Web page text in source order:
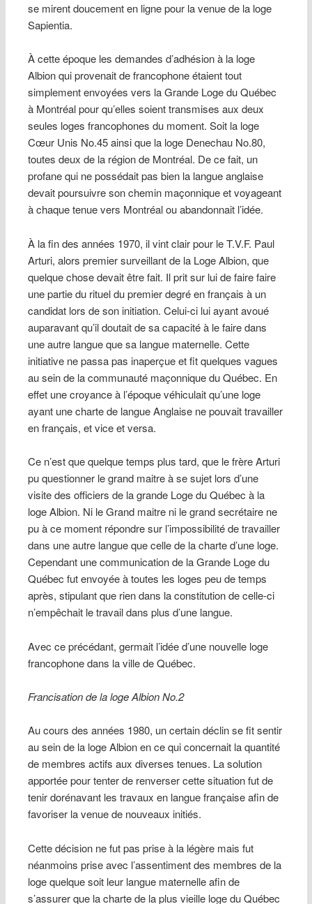
se mirent doucement en ligne pour la venue de la loge
Sapientia.
À cette époque les demandes d’adhésion à la loge
Albion qui provenait de francophone étaient tout
simplement envoyées vers la Grande Loge du Québec
à Montréal pour qu’elles soient transmises aux deux
seules loges francophones du moment. Soit la loge
Cœur Unis No.45 ainsi que la loge Denechau No.80,
toutes deux de la région de Montréal. De ce fait, un
profane qui ne possédait pas bien la langue anglaise
devait poursuivre son chemin maçonnique et voyageant
à chaque tenue vers Montréal ou abandonnait l’idée.
À la fin des années 1970, il vint clair pour le T.V.F. Paul
Arturi, alors premier surveillant de la Loge Albion, que
quelque chose devait être fait. Il prit sur lui de faire faire
une partie du rituel du premier degré en français à un
candidat lors de son initiation. Celui-ci lui ayant avoué
auparavant qu’il doutait de sa capacité à le faire dans
une autre langue que sa langue maternelle. Cette
initiative ne passa pas inaperçue et fit quelques vagues
au sein de la communauté maçonnique du Québec. En
effet une croyance à l’époque véhiculait qu’une loge
ayant une charte de langue Anglaise ne pouvait travailler
en français, et vice et versa.
Ce n’est que quelque temps plus tard, que le frère Arturi
pu questionner le grand maitre à se sujet lors d’une
visite des officiers de la grande Loge du Québec à la
loge Albion. Ni le Grand maitre ni le grand secrétaire ne
pu à ce moment répondre sur l’impossibilité de travailler
dans une autre langue que celle de la charte d’une loge.
Cependant une communication de la Grande Loge du
Québec fut envoyée à toutes les loges peu de temps
après, stipulant que rien dans la constitution de celle-ci
n’empêchait le travail dans plus d’une langue.
Avec ce précédant, germait l’idée d’une nouvelle loge
francophone dans la ville de Québec.
Francisation de la loge Albion No.2
Au cours des années 1980, un certain déclin se fit sentir
au sein de la loge Albion en ce qui concernait la quantité
de membres actifs aux diverses tenues. La solution
apportée pour tenter de renverser cette situation fut de
tenir dorénavant les travaux en langue française afin de
favoriser la venue de nouveaux initiés.
Cette décision ne fut pas prise à la légère mais fut
néanmoins prise avec l’assentiment des membres de la
loge quelque soit leur langue maternelle afin de
s’assurer que la charte de la plus vieille loge du Québec